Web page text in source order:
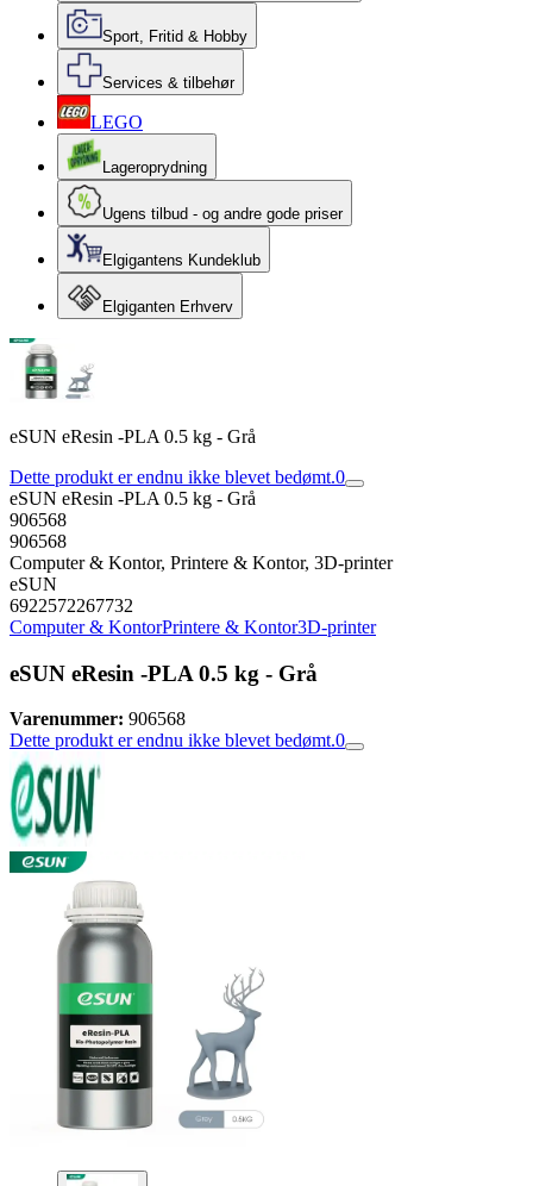
Sport, Fritid & Hobby
Services & tilbehør
LEGO
Lageroprydning
Ugens tilbud - og andre gode priser
Elgigantens Kundeklub
Elgiganten Erhverv
eSUN eResin -PLA 0.5 kg - Grå
Dette produkt er endnu ikke blevet bedømt.0
eSUN eResin -PLA 0.5 kg - Grå
906568
906568
Computer & Kontor, Printere & Kontor, 3D-printer
eSUN
6922572267732
Computer & KontorPrintere & Kontor3D-printer
eSUN eResin -PLA 0.5 kg - Grå
Varenummer: 906568
Dette produkt er endnu ikke blevet bedømt.0